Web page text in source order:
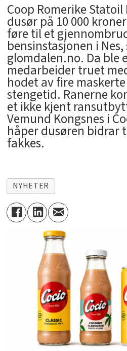
Coop Romerike
dusør på 10 000
føre til et
bensinstasjonen i
glomdalen.no. Da ble
medarbeider truet
hodet av fire
stengetid. Ranerne
et ikke kjent
Vemund Kongsnes i
håper dusøren bidrar
fakkes.
NYHETER